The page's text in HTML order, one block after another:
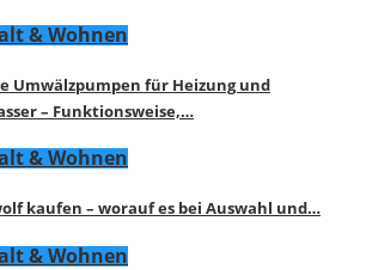
& Wohnen
Umwälzpumpen für Heizung und
– Funktionsweise,…
& Wohnen
kaufen – worauf es bei Auswahl und…
& Wohnen